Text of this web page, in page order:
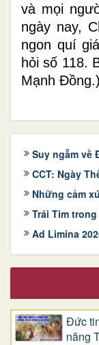
và mọi
ngày nay,
ngon quí
hỏi số 118.
Mạnh Đồng.)
Suy ngẫm về
CCT: Ngày
Những cảm
Trái Tim
Ad Limina
Đức
năng